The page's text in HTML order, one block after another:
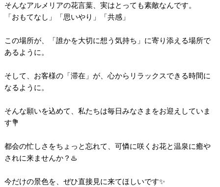
そんなアルメリアの花言葉、実はとっても素敵なんです。
「おもてなし」「思いやり」「共感」
この場所が、「誰かを大切に想う気持ち」に寄り添える場所で
あるように。
そして、お客様の「滞在」が、心からリラックスできる時間に
なるように。
そんな願いを込めて、私たちは毎日みなさまをお迎えしていま
す💐
都会の忙しさをちょっと忘れて、可憐に咲くお花と温泉に癒や
されに来ませんか？♨️
今だけの景色を、ぜひ直接見に来てほしいです✨